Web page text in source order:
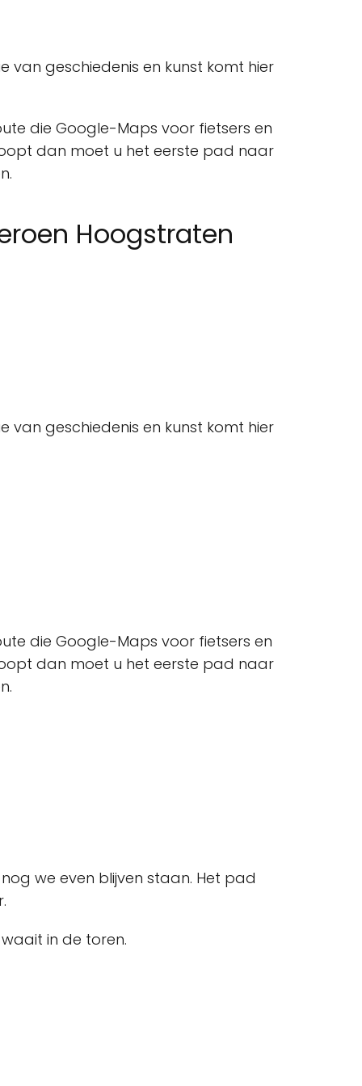
van geschiedenis en kunst komt hier
die Google-Maps voor fietsers en
dan moet u het eerste pad naar
Hoogstraten
van geschiedenis en kunst komt hier
die Google-Maps voor fietsers en
dan moet u het eerste pad naar
we even blijven staan. Het pad
in de toren.